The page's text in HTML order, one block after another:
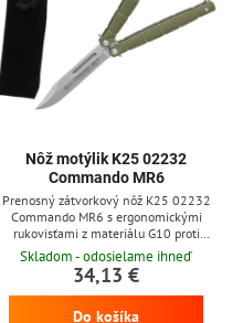
Nôž motýlik K25 02232
Commando MR6
Prenosný zátvorkový nôž K25 02232
Commando MR6 s ergonomickými
rukovisťami z materiálu G10 proti
skľúznutiu. Nôž je vybavený
bezpečnostným mechanizmom s
nastaviteľným tlakom. V balení je
zahrnutý nylonový obal na prenášanie.
Skladom - odosielame ihneď
34,13 €
Do košíka